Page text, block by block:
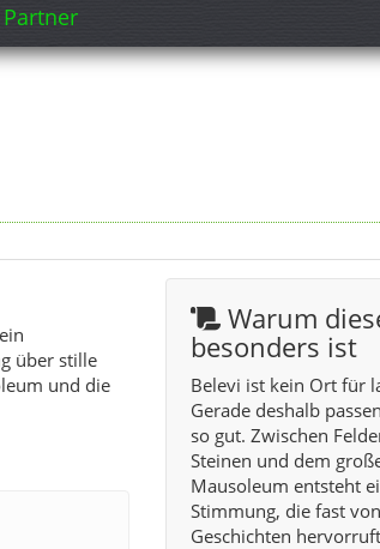
Partner
über stille
und die
Warum
besonders ist
Belevi ist kein Ort für
Gerade deshalb
so gut. Zwischen
Steinen und dem
Mausoleum entsteht
Stimmung, die fast
Geschichten